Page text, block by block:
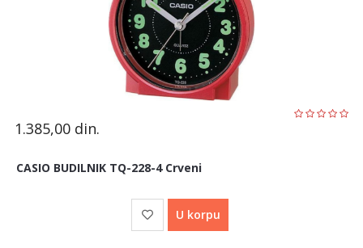
1.385,00 din.
CASIO BUDILNIK TQ-228-4 Crveni
U korpu